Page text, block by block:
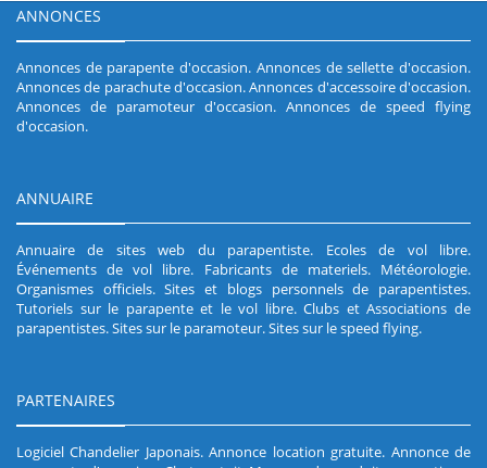
ANNONCES
Annonces de parapente d'occasion. Annonces de sellette d'occasion.
Annonces de parachute d'occasion.Annonces d'accessoire d'occasion.
Annonces de paramoteur d'occasion. Annonces de speed flying
d'occasion.
ANNUAIRE
Annuaire de sites web du parapentiste. Ecoles de vol libre.
Événements de vol libre. Fabricants de materiels. Météorologie.
Organismes officiels.Sites et blogs personnels de parapentistes.
Tutoriels sur le parapente et le vol libre.Clubs et Associations de
parapentistes.Sites sur le paramoteur.Sites sur le speed flying.
PARTENAIRES
Logiciel Chandelier Japonais.Annonce location gratuite. Annonce de